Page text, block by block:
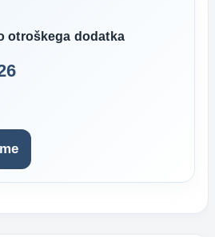
otroškega dodatka